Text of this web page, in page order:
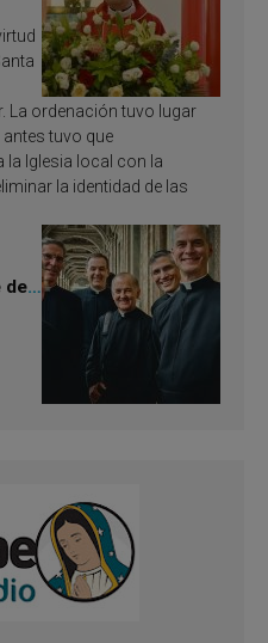
La ordenación tuvo lugar
tuvo que
Iglesia local con la
la identidad de las
de